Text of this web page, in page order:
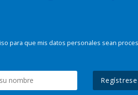
para que mis datos personales sean
Regístrese